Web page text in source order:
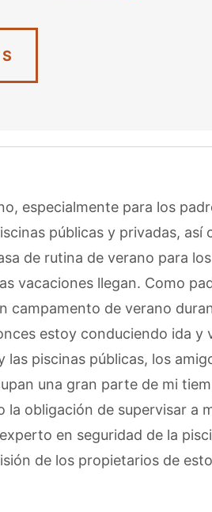
especialmente para los
públicas y privadas, así
de rutina de verano para
vacaciones llegan. Como
campamento de verano
estoy conduciendo ida y
piscinas públicas, los
una gran parte de mi
la obligación de supervisar a
en seguridad de la
de los propietarios de